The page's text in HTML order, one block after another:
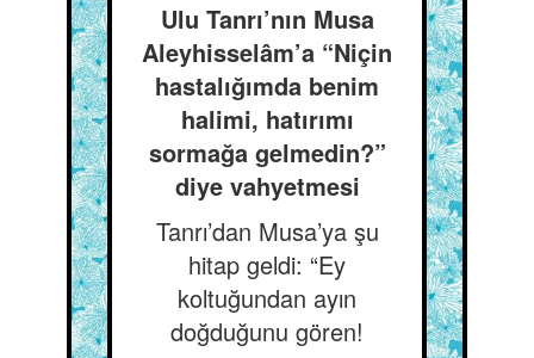
Ulu Tanrı’nın Musa
Aleyhisselâm’a “Niçin
hastalığımda benim
halimi, hatırımı
sormağa gelmedin?”
diye vahyetmesi
Tanrı’dan Musa’ya şu
hitap geldi: “Ey
koltuğundan ayın
doğduğunu gören!